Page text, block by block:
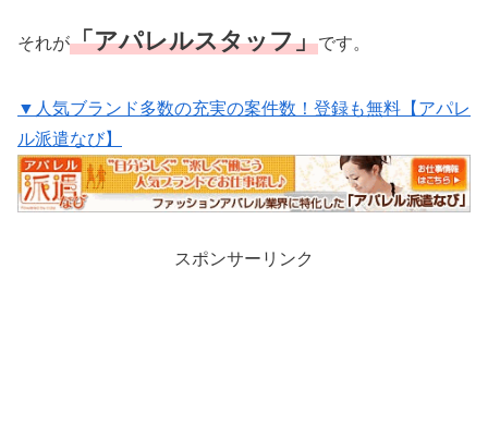
それが「アパレルスタッフ」です。
▼人気ブランド多数の充実の案件数！登録も無料【アパレ
ル派遣なび】
スポンサーリンク